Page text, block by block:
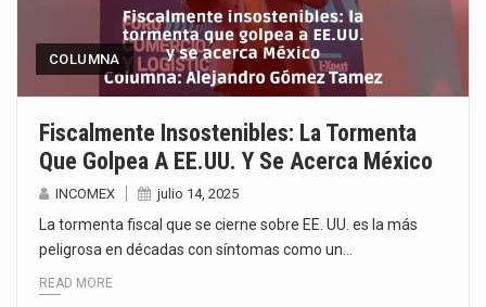
COLUMNA
Fiscalmente Insostenibles: La Tormenta
Que Golpea A EE.UU. Y Se Acerca México
INCOMEX julio 14, 2025
La tormenta fiscal que se cierne sobre EE. UU. es la más
peligrosa en décadas con síntomas como un…
READ MORE